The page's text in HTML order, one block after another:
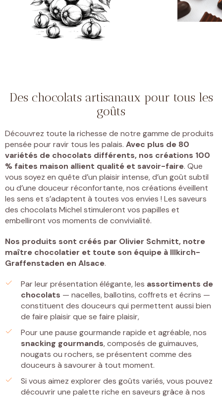
Des chocolats artisanaux pour tous les
goûts
Découvrez toute la richesse de notre gamme de produits
pensée pour ravir tous les palais. Avec plus de 80
variétés de chocolats différents, nos créations 100
% faites maison allient qualité et savoir-faire. Que
vous soyez en quête d’un plaisir intense, d’un goût subtil
ou d’une douceur réconfortante, nos créations éveillent
les sens et s’adaptent à toutes vos envies ! Les saveurs
des chocolats Michel stimuleront vos papilles et
embelliront vos moments de convivialité.
Nos produits sont créés par Olivier Schmitt, notre
maître chocolatier et toute son équipe à Illkirch-
Graffenstaden en Alsace.
Par leur présentation élégante, les assortiments de
chocolats — nacelles, ballotins, coffrets et écrins —
constituent des douceurs qui permettent aussi bien
de faire plaisir que se faire plaisir,
Pour une pause gourmande rapide et agréable, nos
snacking gourmands, composés de guimauves,
nougats ou rochers, se présentent comme des
douceurs à savourer à tout moment.
Si vous aimez explorer des goûts variés, vous pouvez
découvrir une palette riche en saveurs grâce à nos